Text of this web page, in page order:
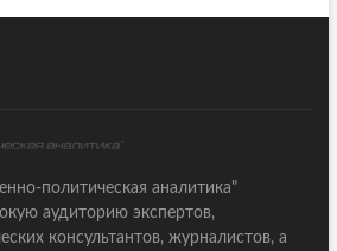
политическая аналитика"
аудиторию экспертов,
консультантов, журналистов, а